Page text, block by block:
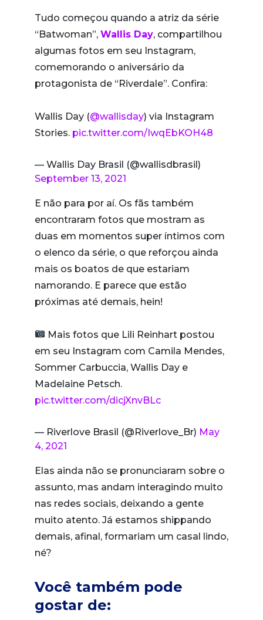
Tudo começou quando a atriz da série
“Batwoman”, Wallis Day, compartilhou
algumas fotos em seu Instagram,
comemorando o aniversário da
protagonista de “Riverdale”. Confira:
Wallis Day (@wallisday) via Instagram
Stories. pic.twitter.com/IwqEbKOH48
— Wallis Day Brasil (@wallisdbrasil)
September 13, 2021
E não para por aí. Os fãs também
encontraram fotos que mostram as
duas em momentos super íntimos com
o elenco da série, o que reforçou ainda
mais os boatos de que estariam
namorando. E parece que estão
próximas até demais, hein!
Mais fotos que Lili Reinhart postou
em seu Instagram com Camila Mendes,
Sommer Carbuccia, Wallis Day e
Madelaine Petsch.
pic.twitter.com/dicjXnvBLc
— Riverlove Brasil (@Riverlove_Br) May
4, 2021
Elas ainda não se pronunciaram sobre o
assunto, mas andam interagindo muito
nas redes sociais, deixando a gente
muito atento. Já estamos shippando
demais, afinal, formariam um casal lindo,
né?
Você também pode
gostar de: